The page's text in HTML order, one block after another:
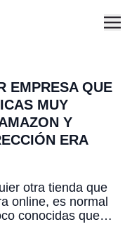
EMPRESA QUE
MUY
Y
ERA
otra tienda que
online, es normal
conocidas que